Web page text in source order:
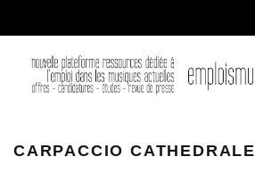
CARPACCIO CATHEDRALE